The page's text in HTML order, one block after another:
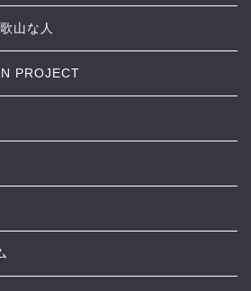
山な人
PROJECT